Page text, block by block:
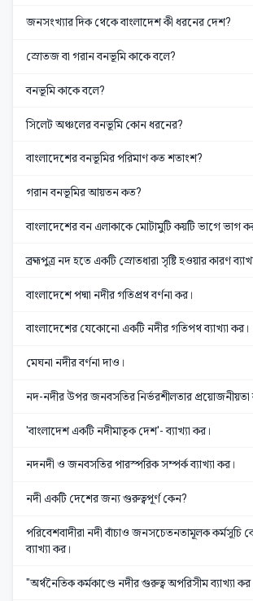
জনসংখ্যার দিক থেকে বাংলাদেশ কী ধরনের দেশ?
স্রোতজ বা গরান বনভূমি কাকে বলে?
বনভূমি কাকে বলে?
সিলেট অঞ্চলের বনভূমি কোন ধরনের?
বাংলাদেশের বনভূমির পরিমাণ কত শতাংশ?
গরান বনভূমির আয়তন কত?
বাংলাদেশের বন এলাকাকে মোটামুটি কয়টি ভাগে ভাগ
ব্রহ্মপুত্র নদ হতে একটি স্রোতধারা সৃষ্টি হওয়ার কারণ
বাংলাদেশে পদ্মা নদীর গতিপ্রথ বর্ণনা কর।
বাংলাদেশের যেকোনো একটি নদীর গতিপথ ব্যাখ্যা কর।
মেঘনা নদীর বর্ণনা দাও।
নদ-নদীর উপর জনবসতির নির্ভরশীলতার প্রয়োজনীয়তা
'বাংলাদেশ একটি নদীমাতৃক দেশ'- ব্যাখ্যা কর।
নদনদী ও জনবসতির পারস্পরিক সম্পর্ক ব্যাখ্যা কর।
নদী একটি দেশের জন্য গুরুত্বপূর্ণ কেন?
পরিবেশবাদীরা নদী বাঁচাও জনসচেতনতামূলক কর্মসূচি
ব্যাখ্যা কর।
"অর্থনৈতিক কর্মকাণ্ডে নদীর গুরুত্ব অপরিসীম ব্যাখ্যা